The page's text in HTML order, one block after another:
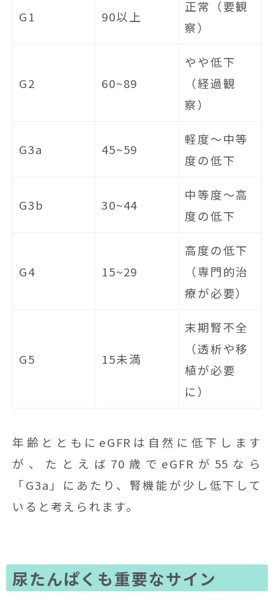
G1 90以上
正常（要観
察）
G2 60~89
やや低下
（経過観
察）
G3a 45~59
軽度〜中等
度の低下
G3b 30~44
中等度〜高
度の低下
G4 15~29
高度の低下
（専門的治
療が必要）
G5 15未満
末期腎不全
（透析や移
植が必要
に）
年齢とともにeGFRは自然に低下します
が、たとえば70歳でeGFRが55なら
「G3a」にあたり、腎機能が少し低下して
いると考えられます。
尿たんぱくも重要なサイン